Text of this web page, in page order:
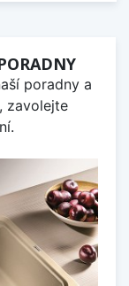
poradny a
zavolejte